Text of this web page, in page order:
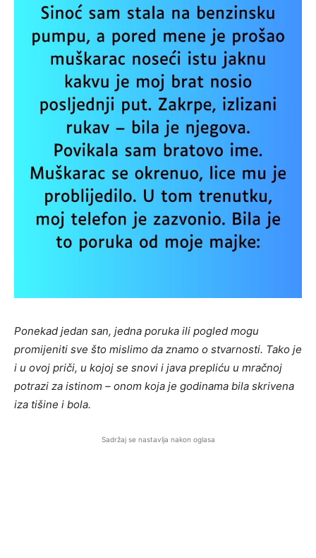
Ponekad jedan san, jedna poruka ili pogled mogu
promijeniti sve što mislimo da znamo o stvarnosti. Tako je
i u ovoj priči, u kojoj se snovi i java prepliću u mračnoj
potrazi za istinom – onom koja je godinama bila skrivena
iza tišine i bola.
Sadržaj se nastavlja nakon oglasa